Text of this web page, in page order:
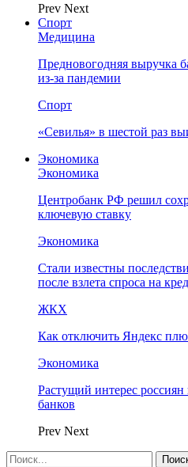
Prev Next
Спорт
Медицина
Предновогодняя выручка
из-за пандемии
Спорт
«Севилья» в шестой раз
Экономика
Экономика
Центробанк РФ решил
ключевую ставку
Экономика
Стали известны
после взлета спроса на
ЖКХ
Как отключить Яндекс
Экономика
Растущий интерес
банков
Prev Next